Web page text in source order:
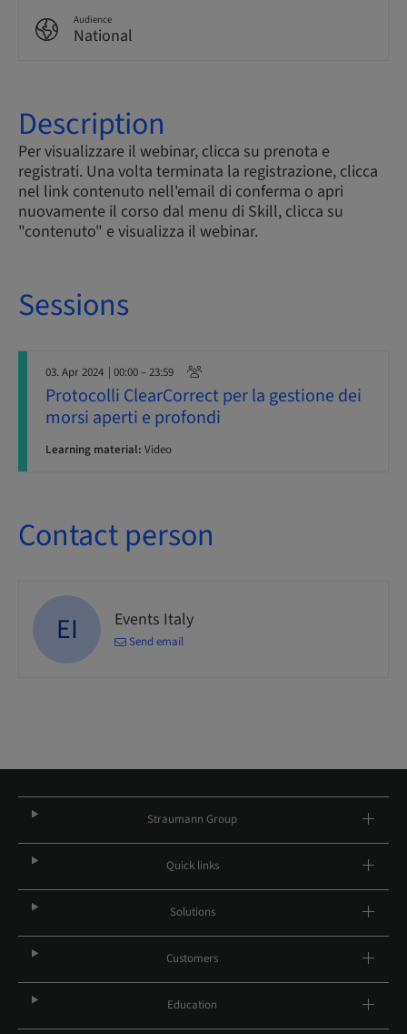
Audience
National
Description
Per visualizzare il webinar, clicca su prenota e
registrati. Una volta terminata la registrazione, clicca
nel link contenuto nell'email di conferma o apri
nuovamente il corso dal menu di Skill, clicca su
"contenuto" e visualizza il webinar.
Sessions
03. Apr 2024 | 00:00 – 23:59
Protocolli ClearCorrect per la gestione dei
morsi aperti e profondi
Learning material: Video
Contact person
EI Events Italy
Send email
Straumann Group
Quick links
Solutions
Customers
Education